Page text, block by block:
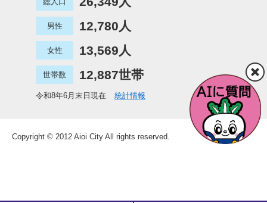
男性 12,780人
女性 13,569人
世帯数 12,887世帯
令和8年6月末日現在 統計情報
Copyright © 2012 Aioi City All rights reserved.